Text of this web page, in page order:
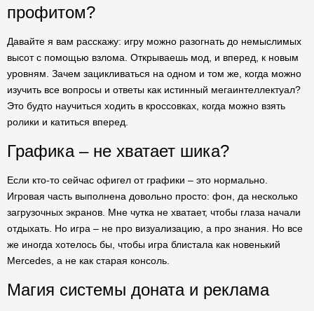
профитом?
Давайте я вам расскажу: игру можно разогнать до немыслимых
высот с помощью взлома. Открываешь мод, и вперед, к новым
уровням. Зачем зацикливаться на одном и том же, когда можно
изучить все вопросы и ответы как истинный мегаинтеллектуал?
Это будто научиться ходить в кроссовках, когда можно взять
ролики и катиться вперед.
Графика – не хватает шика?
Если кто-то сейчас офигел от графики – это нормально.
Игровая часть выполнена довольно просто: фон, да несколько
загрузочных экранов. Мне чутка не хватает, чтобы глаза начали
отдыхать. Но игра – не про визуализацию, а про знания. Но все
же иногда хотелось бы, чтобы игра блистала как новенький
Mercedes, а не как старая консоль.
Магия системы доната и реклама